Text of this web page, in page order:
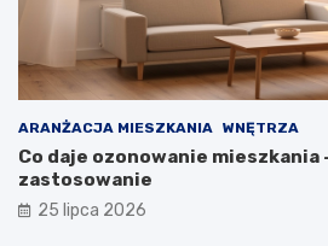
ARANŻACJA MIESZKANIA WNĘTRZA
Co daje ozonowanie mieszkania
zastosowanie
25 lipca 2026